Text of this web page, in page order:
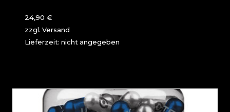
24,90 €
zzgl. Versand
Lieferzeit: nicht angegeben